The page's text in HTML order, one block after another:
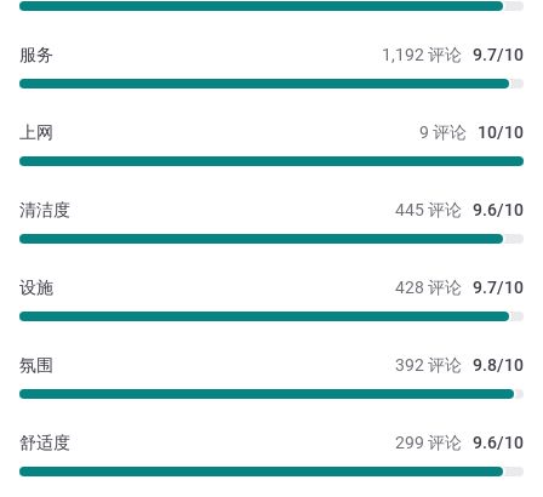
1,192 评论 9.7/10
服务
9 评论 10/10
上网
445 评论 9.6/10
清洁度
428 评论 9.7/10
设施
392 评论 9.8/10
氛围
299 评论 9.6/10
舒适度